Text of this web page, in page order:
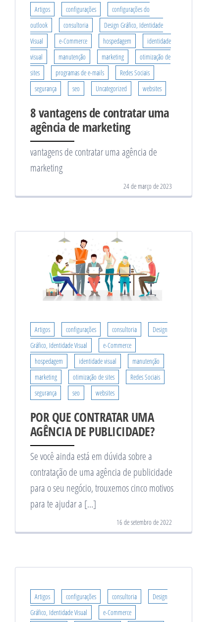
Artigos configurações
configurações do
outlook
consultoria
Design Gráfico, Identidade
Visual
e-Commerce hospedagem
identidade
visual
manutenção marketing
otimização de
sites
programas de e-mails
Redes Sociais
segurança
seo Uncategorized websites
8 vantagens de contratar uma
agência de marketing
vantagens de contratar uma agência de
marketing
24 de março de 2023
Artigos configurações consultoria
Design
Gráfico, Identidade Visual
e-Commerce
hospedagem
identidade visual
manutenção
marketing
otimização de sites
Redes Sociais
segurança
seo websites
POR QUE CONTRATAR UMA
AGÊNCIA DE PUBLICIDADE?
Se você ainda está em dúvida sobre a
contratação de uma agência de publicidade
para o seu negócio, trouxemos cinco motivos
para te ajudar a […]
16 de setembro de 2022
Artigos configurações consultoria
Design
Gráfico, Identidade Visual
e-Commerce